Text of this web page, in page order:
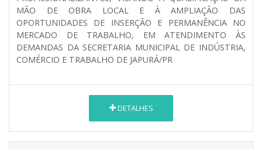
MÃO DE OBRA LOCAL E À AMPLIAÇÃO DAS
OPORTUNIDADES DE INSERÇÃO E PERMANÊNCIA NO
MERCADO DE TRABALHO, EM ATENDIMENTO ÀS
DEMANDAS DA SECRETARIA MUNICIPAL DE INDÚSTRIA,
COMÉRCIO E TRABALHO DE JAPURÁ/PR
DETALHES